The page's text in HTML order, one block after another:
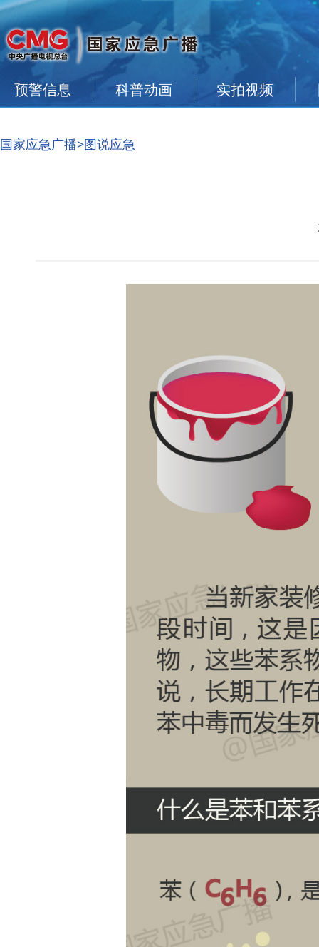
预警信息 科普动画 实拍视频
国家应急广播>图说应急